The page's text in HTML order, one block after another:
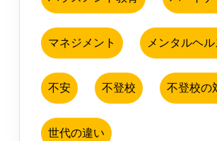
マネジメント メンタルヘル
不安 不登校 不登校の
世代の違い